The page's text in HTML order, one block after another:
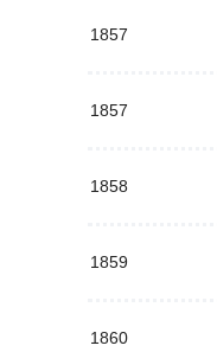
1857
1857
1858
1859
1860